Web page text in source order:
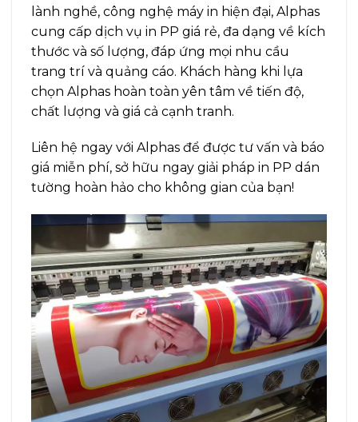
lành nghề, công nghệ máy in hiện đại, Alphas
cung cấp dịch vụ in PP giá rẻ, đa dạng về kích
thước và số lượng, đáp ứng mọi nhu cầu
trang trí và quảng cáo. Khách hàng khi lựa
chọn Alphas hoàn toàn yên tâm về tiến độ,
chất lượng và giá cả cạnh tranh.
Liên hệ ngay với Alphas để được tư vấn và báo
giá miễn phí, sở hữu ngay giải pháp in PP dán
tường hoàn hảo cho không gian của bạn!